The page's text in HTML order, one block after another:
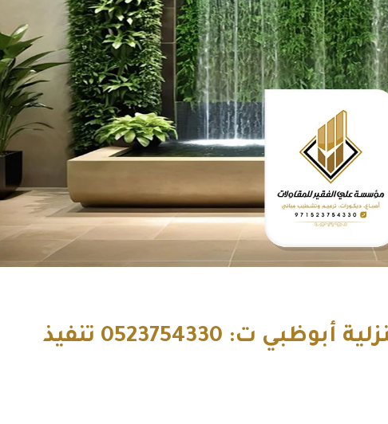
تركيب شلالات ونوافير منزلية أبوظبي ت: 0523754330 تنفيذ